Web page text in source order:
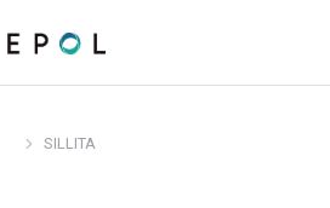
Estás aquí:
SILLITA